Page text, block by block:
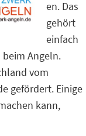
en. Das
gehört
einfach
Angeln.
vom
gefördert. Einige
kann,